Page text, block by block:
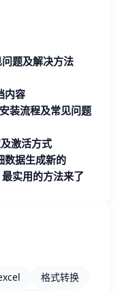
问题及解决方法
内容
装流程及常见问题
激活方式
数据生成新的
实用的方法来了
格式转换